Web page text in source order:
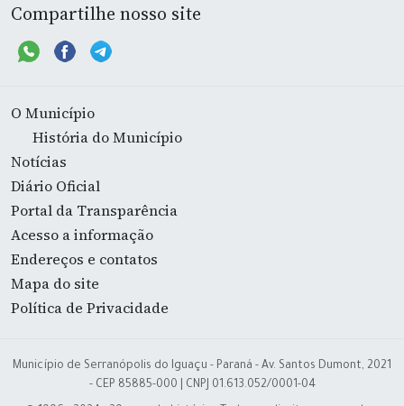
Compartilhe nosso site
O Município
História do Município
Notícias
Diário Oficial
Portal da Transparência
Acesso a informação
Endereços e contatos
Mapa do site
Política de Privacidade
Município de Serranópolis do Iguaçu - Paraná - Av. Santos Dumont, 2021
- CEP 85885-000 | CNPJ 01.613.052/0001-04